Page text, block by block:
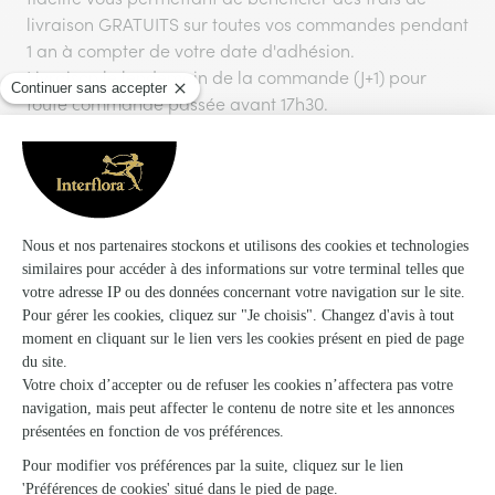
livraison GRATUITS sur toutes vos commandes pendant
1 an à compter de votre date d'adhésion.
Livraison le lendemain de la commande (J+1) pour
toute commande passée avant 17h30.
Vous aimerez aussi
Encore plus d'idées pour faire plaisir